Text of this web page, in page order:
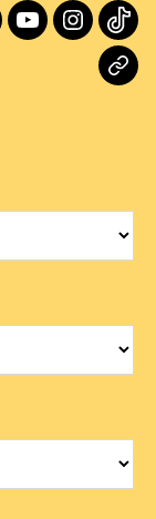
Youtube